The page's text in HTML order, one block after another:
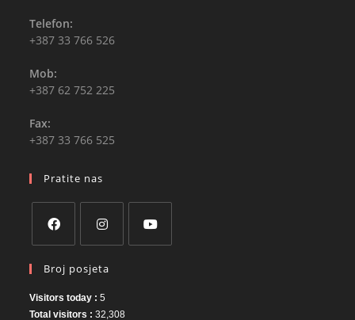
Telefon:
+387 33 766 526
Mob:
+387 62 752 225
Fax:
+387 33 766 525
Pratite nas
in
a
new
in
a
new
Broj posjeta
Visitors today :5
Total visitors :32,308